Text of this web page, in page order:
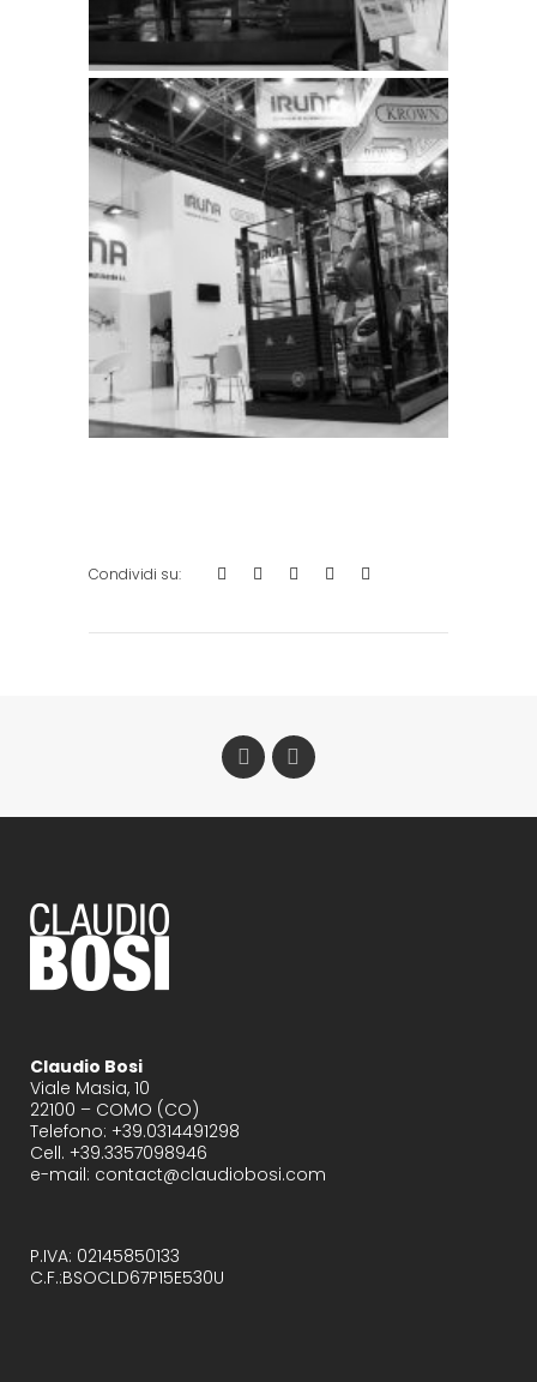
Claudio Bosi
Viale Masia, 10
22100 – COMO (CO)
Telefono: +39.0314491298
Cell. +39.3357098946
e-mail: contact@claudiobosi.com
P.IVA: 02145850133
C.F.:BSOCLD67P15E530U